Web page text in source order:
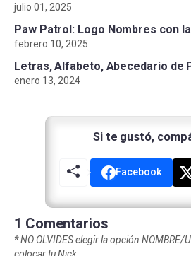
julio 01, 2025
Paw Patrol: Logo Nombres con
febrero 10, 2025
Letras, Alfabeto, Abecedario de
enero 13, 2024
Si te gustó,
Facebook
1 Comentarios
*NO OLVIDES elegir la opción NOMBRE/